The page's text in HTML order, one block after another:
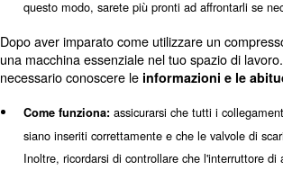
compressore d'aria, indossare occhiali
lo stato dell'apparecchiatura. Per
l'uso dei compressori d'aria, leggere
Conosci il tuo compressore d'aria:
categorie di compressori: compressori